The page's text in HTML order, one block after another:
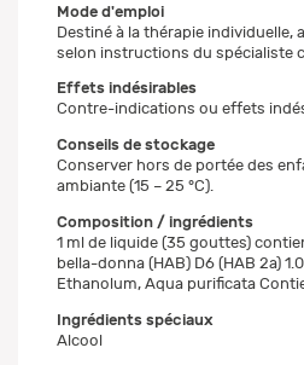
Mode d'emploi
Destiné à la thérapie individuelle,
selon instructions du spécialiste
Effets indésirables
Contre-indications ou effets
Conseils de stockage
Conserver hors de portée des
ambiante (15 – 25 °C).
Composition / ingrédients
1 ml de liquide (35 gouttes)
bella-donna (HAB) D6 (HAB 2a)
Ethanolum, Aqua purificata
Ingrédients spéciaux
Alcool